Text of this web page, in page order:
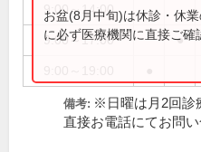
9:00～14:00
9:00～17:00 ●
お盆(8月中旬)は休診・休
に必ず医療機関に直接ご確
備考: ※日曜は月2回診
直接お電話にてお問い